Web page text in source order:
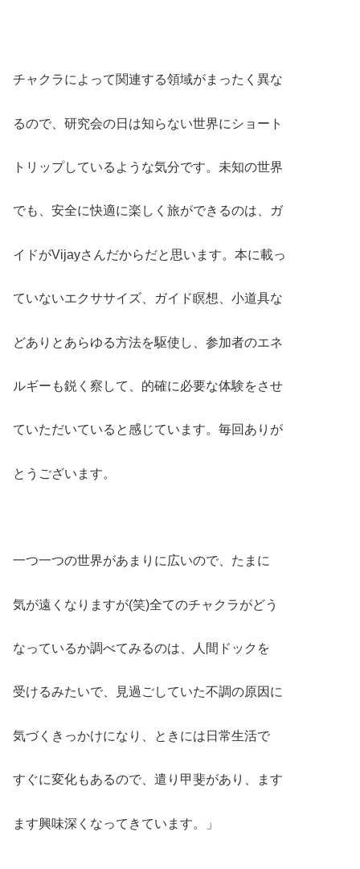
チャクラによって関連する領域がまったく異な
るので、研究会の日は知らない世界にショート
トリップしているような気分です。未知の世界
でも、安全に快適に楽しく旅ができるのは、ガ
イドがVijayさんだからだと思います。本に載っ
ていないエクササイズ、ガイド瞑想、小道具な
どありとあらゆる方法を駆使し、参加者のエネ
ルギーも鋭く察して、的確に必要な体験をさせ
ていただいていると感じています。毎回ありが
とうございます。
一つ一つの世界があまりに広いので、たまに
気が遠くなりますが(笑)全てのチャクラがどう
なっているか調べてみるのは、人間ドックを
受けるみたいで、見過ごしていた不調の原因に
気づくきっかけになり、ときには日常生活で
すぐに変化もあるので、遣り甲斐があり、ます
ます興味深くなってきています。」